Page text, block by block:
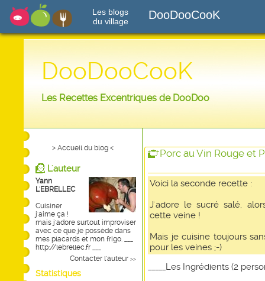
Les blogs
du village
DooDooCooK
DooDooCooK
Les Recettes Excentriques de DooDoo
> Accueil du blog <
L'auteur
Yann
L'EBRELLEC
Cuisiner
j'aime ça !
mais j'adore surtout improviser
avec ce que je possède dans
mes placards et mon frigo. ___
http://lebrellec.fr ___
Contacter l'auteur >>
Statistiques
Porc au Vin Rouge et
Voici la seconde recette :
J'adore le sucré salé,
cette veine !
Mais je cuisine toujours
pour les veines ;-)
_____Les Ingrédients (2